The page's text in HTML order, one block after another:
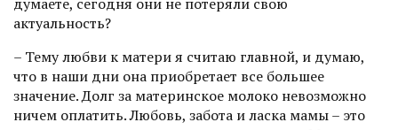
актуальность?
– Тему любви к матери я считаю главной, и думаю,
что в наши дни она приобретает все большее
значение. Долг за материнское молоко невозможно
ничем оплатить. Любовь, забота и ласка мамы – это